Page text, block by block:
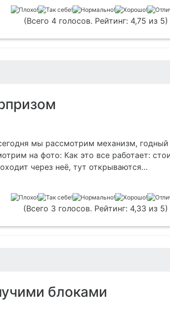
(Всего 4 голосов. Рейтинг: 4,75 из 5)
мы рассмотрим механизм, годный
на фото: Как это все работает:
через неё, тут открываются…
(Всего 3 голосов. Рейтинг: 4,33 из 5)
блоками